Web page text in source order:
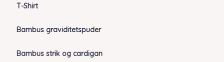
T-Shirt
Bambus graviditetspuder
Bambus strik og cardigan